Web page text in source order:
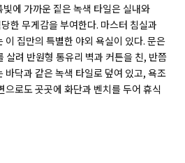
에 가까운 짙은 녹색 타일은 실내와
한 무게감을 부여한다. 마스터 침실과
이 집만의 특별한 야외 욕실이 있다. 문은
살려 반원형 통유리 벽과 커튼을 친, 반쯤
바닥과 같은 녹색 타일로 덮여 있고, 욕조
으로도 곳곳에 화단과 벤치를 두어 휴식